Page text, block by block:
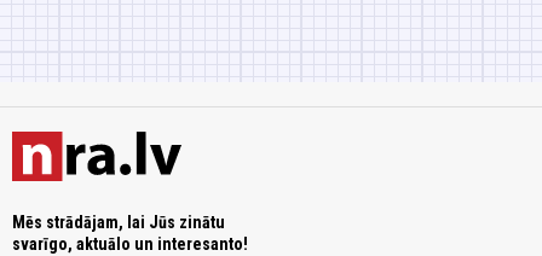
Mēs strādājam, lai Jūs zinātu
svarīgo, aktuālo un interesanto!